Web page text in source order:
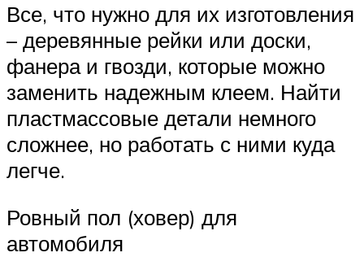
Все, что нужно для их изготовления
– деревянные рейки или доски,
фанера и гвозди, которые можно
заменить надежным клеем. Найти
пластмассовые детали немного
сложнее, но работать с ними куда
легче.
Ровный пол (ховер) для
автомобиля